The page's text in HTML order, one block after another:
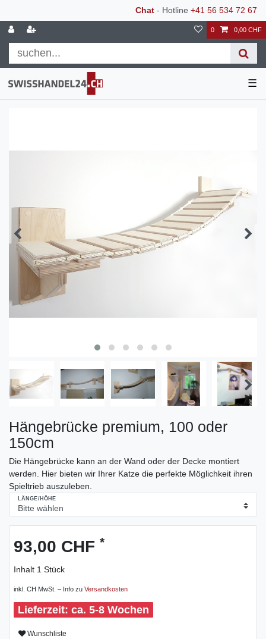
Chat - Hotline +41 56 534 72 67
0 0,00 CHF
☰
Hängebrücke premium, 100 oder
150cm
Die Hängebrücke kann an der Wand oder der Decke montiert
werden. Hier bieten wir Ihrer Katze die perfekte Möglichkeit ihren
Spieltrieb auszuleben.
LÄNGE/HÖHE
93,00 CHF *
Inhalt 1 Stück
inkl. CH MwSt. – Info zu Versandkosten
ca. 5-8 Wochen
Wunschliste